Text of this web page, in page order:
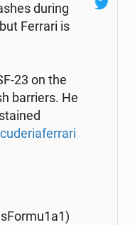
during
Ferrari is
23 on the
bar­riers. He